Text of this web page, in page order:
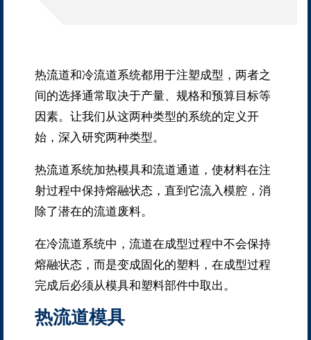
热流道和冷流道系统都用于注塑成型，两者之
间的选择通常取决于产量、规格和预算目标等
因素。 让我们从这两种类型的系统的定义开
始，深入研究两种类型。
热流道系统加热模具和流道通道，使材料在注
射过程中保持熔融状态，直到它流入模腔，消
除了潜在的流道废料。
在冷流道系统中，流道在成型过程中不会保持
熔融状态，而是变成固化的塑料，在成型过程
完成后必须从模具和塑料部件中取出。
热流道模具